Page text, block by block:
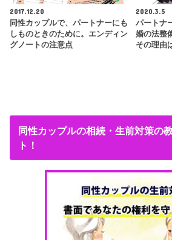
2017.12.20
同性カップルで、パートナーにも
しものときのために。エンディン
グノートの注意点
2020.3.5
パートナ
婚の法整
その理由
同性カップルの相続・生前対策の
ト！